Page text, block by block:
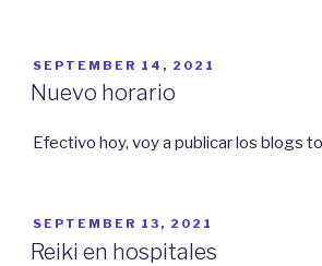
PUBLICADO
EL
SEPTEMBER 14, 2021
Nuevo horario
Efectivo hoy, voy a publicar los blogs
PUBLICADO
EL
SEPTEMBER 13, 2021
Reiki en hospitales